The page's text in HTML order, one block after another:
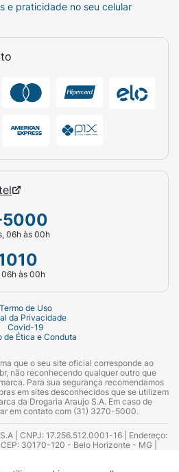
e praticidade no seu celular
5000
06h às 00h
06h às 00h
Termo de Uso
da Privacidade
Covid-19
de Ética e Conduta
que o seu site oficial corresponde ao
não reconhecendo qualquer outro que
Para sua segurança recomendamos
em sites desconhecidos que se utilizem
da Drogaria Araujo S.A. Em caso de
em contato com (31) 3270-5000.
| CNPJ: 17.256.512.0001-16 | Endereço:
30170-120 - Belo Horizonte - MG |